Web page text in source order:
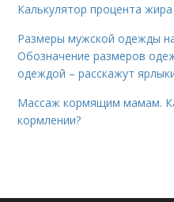
Калькулятор процента
Размеры мужской одежды
Обозначение размеров
одеждой – расскажут
Массаж кормящим мамам.
кормлении?